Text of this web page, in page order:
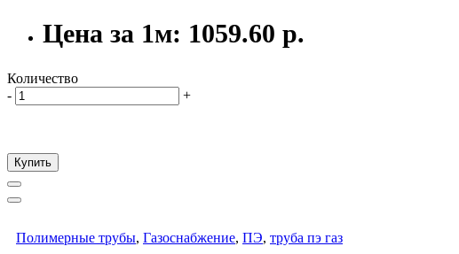
Цена за 1м: 1059.60 р.
Количество
-
+
Купить
Полимерные трубы, Газоснабжение, ПЭ, труба пэ газ